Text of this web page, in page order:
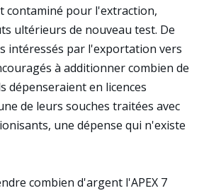
contaminé pour l'extraction,
ultérieurs de nouveau test. De
intéressés par l'exportation vers
à additionner combien de
dépenseraient en licences
de leurs souches traitées avec
une dépense qui n'existe
combien d'argent l'APEX 7